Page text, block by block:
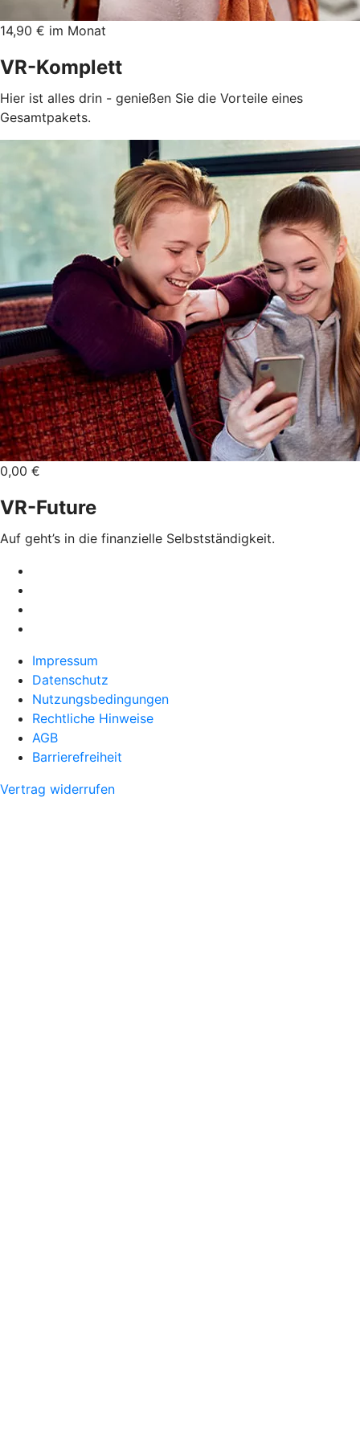
14,90 € im Monat
VR-Komplett
Hier ist alles drin - genießen Sie die Vorteile eines
Gesamtpakets.
0,00 €
VR-Future
Auf geht’s in die finanzielle Selbstständigkeit.
Impressum
Datenschutz
Nutzungsbedingungen
Rechtliche Hinweise
AGB
Barrierefreiheit
Vertrag widerrufen